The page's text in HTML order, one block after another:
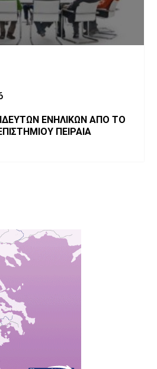
ΕΝΗΛΙΚΩΝ ΑΠΟ ΤΟ
ΠΕΙΡΑΙΑ